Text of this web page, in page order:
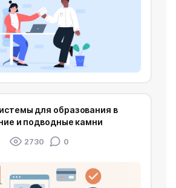
для образования в
и подводные камни
2730 0